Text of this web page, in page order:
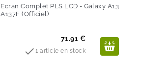
Ecran Complet PLS LCD - Galaxy A13
A137F (Officiel)
Prix
71.91 €
1 article en stock